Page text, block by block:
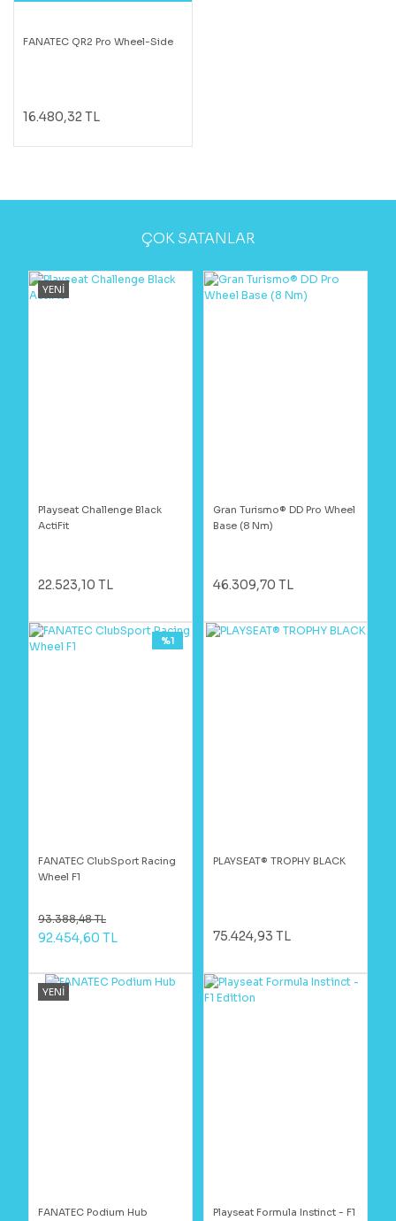
FANATEC QR2 Pro Wheel-Side
16.480,32 TL
ÇOK SATANLAR
YENİ
Playseat Challenge Black
ActiFit
22.523,10 TL
Gran Turismo® DD Pro Wheel
Base (8 Nm)
46.309,70 TL
FANATEC ClubSport Racing
Wheel F1
%1
93.388,48 TL
92.454,60 TL
PLAYSEAT® TROPHY BLACK
75.424,93 TL
YENİ
FANATEC Podium Hub
Playseat Formula Instinct - F1